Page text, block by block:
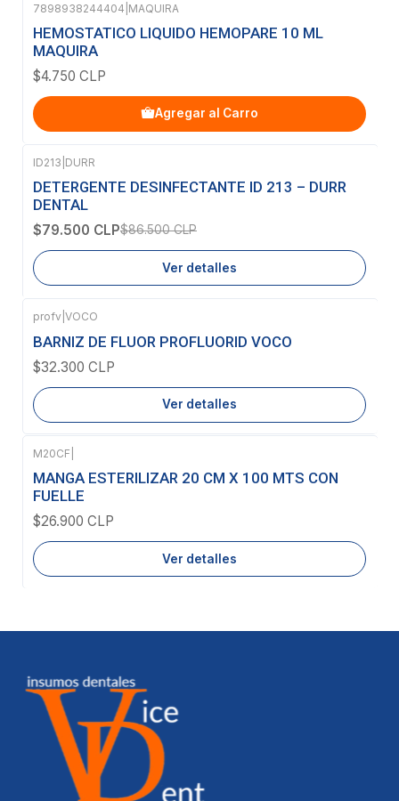
7898938244404 MAQUIRA
HEMOSTATICO LIQUIDO HEMOPARE 10 ML
MAQUIRA
$4.750 CLP
Agregar al Carro
-8% OFF
Agotado
ID213 DURR
DETERGENTE DESINFECTANTE ID 213 – DURR
DENTAL
$79.500 CLP$86.500 CLP
Ver detalles
Agotado
profv VOCO
BARNIZ DE FLUOR PROFLUORID VOCO
$32.300 CLP
Ver detalles
Agotado
M20CF
MANGA ESTERILIZAR 20 CM X 100 MTS CON
FUELLE
$26.900 CLP
Ver detalles